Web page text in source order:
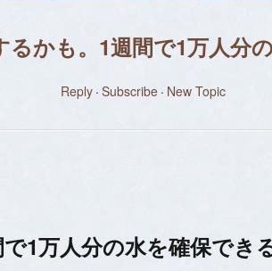
るかも。1週間で1万人分
Reply Subscribe New Topic
1万人分の水を確保でき